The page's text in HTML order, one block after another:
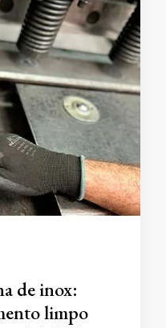
de inox:
limpo